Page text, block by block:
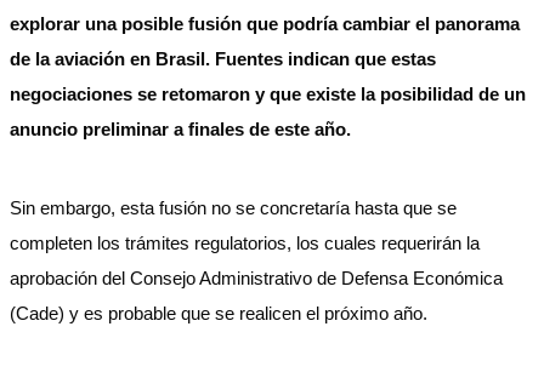
explorar una posible fusión que podría cambiar el panorama
de la aviación en Brasil. Fuentes indican que estas
negociaciones se retomaron y que existe la posibilidad de un
anuncio preliminar a finales de este año.
Sin embargo, esta fusión no se concretaría hasta que se
completen los trámites regulatorios, los cuales requerirán la
aprobación del Consejo Administrativo de Defensa Económica
(Cade) y es probable que se realicen el próximo año.